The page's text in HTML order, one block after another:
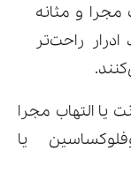
و مثانه
راحت‌تر
یا التهاب مجرا
یا